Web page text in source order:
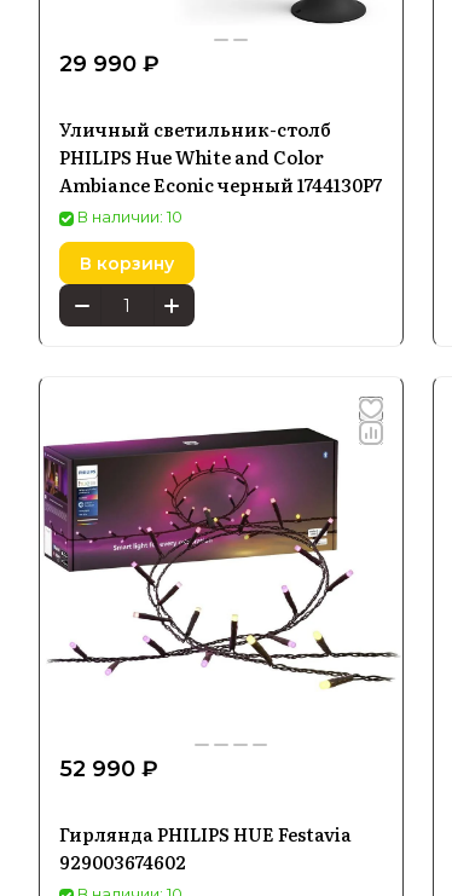
29 990 ₽
Уличный светильник-столб
PHILIPS Hue White and Color
Ambiance Econic черный 1744130P7
В наличии: 10
В корзину
52 990 ₽
Гирлянда PHILIPS HUE Festavia
929003674602